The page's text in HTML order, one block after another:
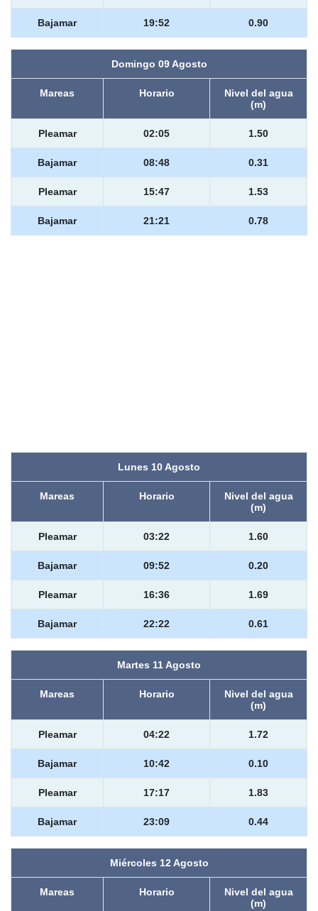
Bajamar 19:52 0.90
Domingo 09 Agosto
Mareas Horario
Nivel del agua
(m)
Pleamar 02:05 1.50
Bajamar 08:48 0.31
Pleamar 15:47 1.53
Bajamar 21:21 0.78
Lunes 10 Agosto
Mareas Horario
Nivel del agua
(m)
Pleamar 03:22 1.60
Bajamar 09:52 0.20
Pleamar 16:36 1.69
Bajamar 22:22 0.61
Martes 11 Agosto
Mareas Horario
Nivel del agua
(m)
Pleamar 04:22 1.72
Bajamar 10:42 0.10
Pleamar 17:17 1.83
Bajamar 23:09 0.44
Miércoles 12 Agosto
Mareas Horario
Nivel del agua
(m)